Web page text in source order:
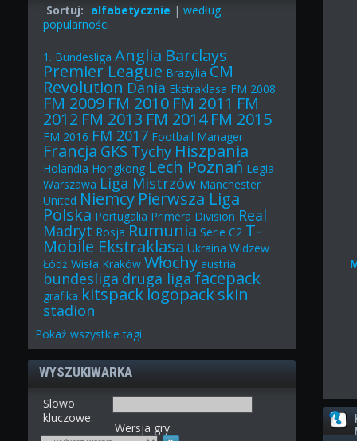
Sortuj: alfabetycznie |według
popularności
1. Bundesliga Anglia Barclays
Premier League Brazylia CM
Revolution Dania Ekstraklasa FM 2008
FM 2009 FM 2010 FM 2011 FM
2012 FM 2013 FM 2014 FM 2015
FM 2016 FM 2017 Football Manager
Francja GKS Tychy Hiszpania
Holandia Hongkong Lech Poznań Legia
Warszawa Liga Mistrzów Manchester
United Niemcy Pierwsza Liga
Polska Portugalia Primera Division Real
Madryt Rosja Rumunia Serie C2 T-
Mobile Ekstraklasa Ukraina Widzew
Łódź Wisła Kraków Włochy austria
bundesliga druga ligafacepack
grafika kitspacklogopackskin
stadion
Pokażwszystkie tagi
WYSZUKIWARKA
Slowo
kluczowe:
Wersja gry: